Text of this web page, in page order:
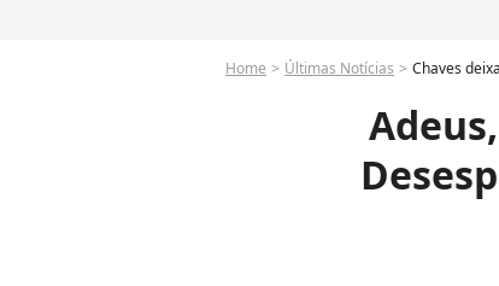
Home Últimas Notícias Chaves